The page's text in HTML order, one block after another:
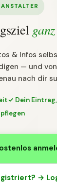
& Infos
— und
nach dir
✓ Dein
→